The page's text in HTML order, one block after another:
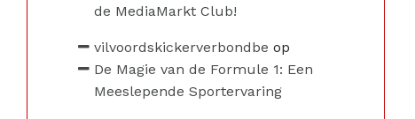
de MediaMarkt Club!
vilvoordskickerverbondbe op
De Magie van de Formule 1: Een
Meeslepende Sportervaring